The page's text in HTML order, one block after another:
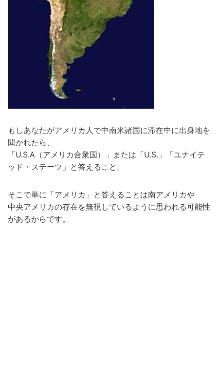
もしあなたがアメリカ人で中南米諸国に滞在中に出身地を
聞かれたら、
「U.S.A（アメリカ合衆国）」または「U.S.」「ユナイテ
ッド・ステーツ」と答えること。
そこで単に「アメリカ」と答えることは南アメリカや
中央アメリカの存在を無視しているように思われる可能性
があるからです。